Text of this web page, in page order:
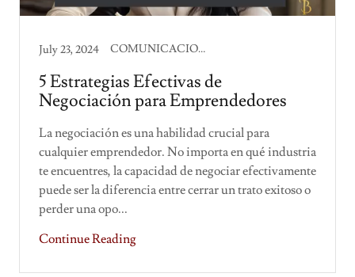
July 23, 2024 COMUNICACION CORPORATIVA, PRODUCTIVIDAD
5 Estrategias Efectivas de
Negociación para Emprendedores
La negociación es una habilidad crucial para
cualquier emprendedor. No importa en qué industria
te encuentres, la capacidad de negociar efectivamente
puede ser la diferencia entre cerrar un trato exitoso o
perder una opo...
Continue Reading